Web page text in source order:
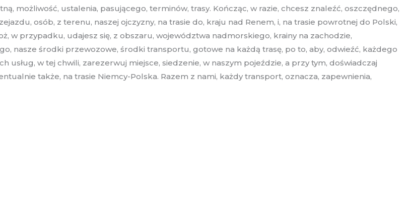
możliwość, ustalenia, pasującego, terminów, trasy. Kończąc, w razie, chcesz znaleźć, oszczędnego,
osób, z terenu, naszej ojczyzny, na trasie do, kraju nad Renem, i, na trasie powrotnej do Polski,
w przypadku, udajesz się, z obszaru, województwa nadmorskiego, krainy na zachodzie,
nasze środki przewozowe, środki transportu, gotowe na każdą trasę, po to, aby, odwieźć, każdego
usług, w tej chwili, zarezerwuj miejsce, siedzenie, w naszym pojeździe, a przy tym, doświadczaj
także, na trasie Niemcy-Polska. Razem z nami, każdy transport, oznacza, zapewnienia,